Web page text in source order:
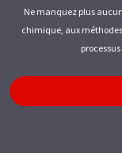
Ne manquez plus
chimique, aux